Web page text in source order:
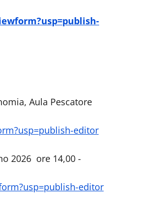
Aula Pescatore
editor
2026 ore 14,00 -
editor